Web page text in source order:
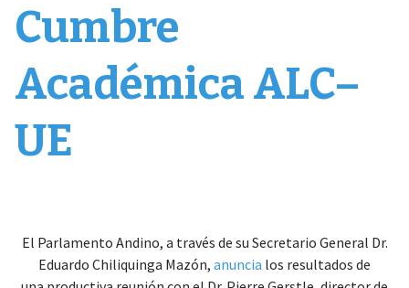
Cumbre
Académica ALC–
UE
El Parlamento Andino, a través de su Secretario General Dr.
Eduardo Chiliquinga Mazón, anuncia los resultados de